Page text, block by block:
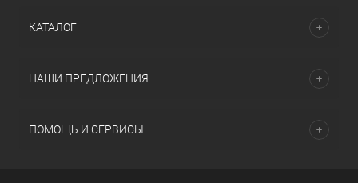
КАТАЛОГ
НАШИ ПРЕДЛОЖЕНИЯ
ПОМОЩЬ И СЕРВИСЫ